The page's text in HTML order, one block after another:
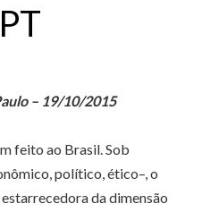
– 19/10/2015
feito ao Brasil. Sob
político, ético–, o
da dimensão